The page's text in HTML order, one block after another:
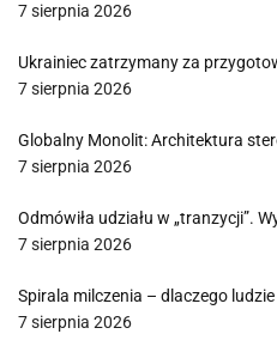
7 sierpnia 2026
Ukrainiec zatrzymany za
7 sierpnia 2026
Globalny Monolit: Architektura
7 sierpnia 2026
Odmówiła udziału w „tranzycji”.
7 sierpnia 2026
Spirala milczenia – dlaczego
7 sierpnia 2026